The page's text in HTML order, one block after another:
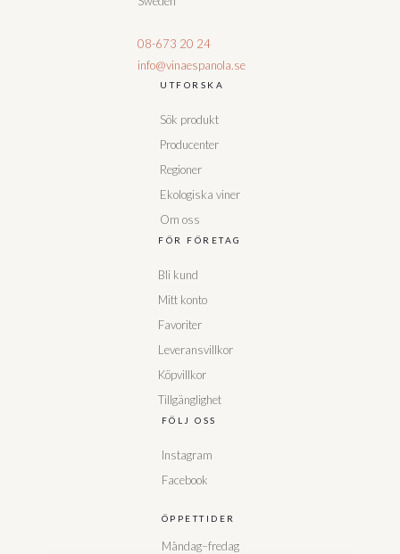
08-673 20 24
info@vinaespanola.se
UTFORSKA
Sök produkt
Producenter
Regioner
Ekologiska viner
Om oss
FÖR FÖRETAG
Bli kund
Mitt konto
Favoriter
Leveransvillkor
Köpvillkor
Tillgänglighet
FÖLJ OSS
Instagram
Facebook
ÖPPETTIDER
Måndag–fredag